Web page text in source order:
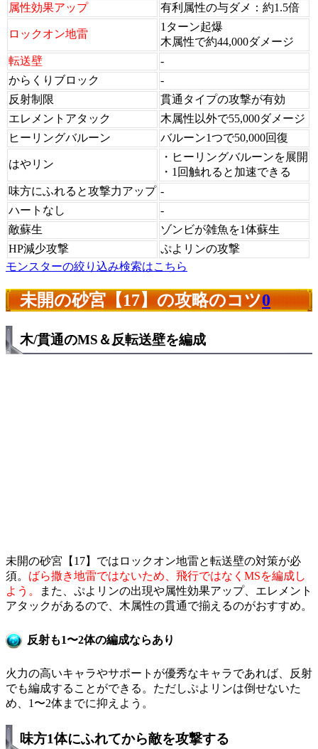
属性効果アップ
有利属性の与ダメ：約1.5倍
ロックオン地雷
1ターン起爆
木属性で約44,000ダメージ
転送壁
-
からくりブロック
-
反射制限
貫通タイプの攻撃が有効
エレメントアタック
木属性以外で55,000ダメージ
ヒーリングバルーン
バルーン1つで50,000回復
はやリン
・ヒーリングバルーンを展開
・1回触れると加速できる
味方にふれると攻撃力アップ -
ハートなし
-
敵蘇生
ゾンビが雑魚を1体蘇生
HP減少攻撃
ぷよリンの攻撃
モンスターの絞り込み検索はこちら
未開の砂宮【17】の攻略のコツ0
木/貫通のMS＆反転送壁を編成
未開の砂宮【17】ではロックオン地雷と転送壁の対策が必
須。 ばら撒き地雷ではないため、飛行ではなくMSを編成し
よう。
また、ぷよリンの出現や属性効果アップ、エレメント
アタックがあるので、木属性の貫通で揃えるのがおすすめ。
反射も1〜2体の編成ならあり
火力の高いキャラやサポートが優秀なキャラであれば、反射
でも編成することができる。ただしぷよリンは倒せないた
め、1〜2体までに抑えよう。
味方1体にふれてから敵を攻撃する